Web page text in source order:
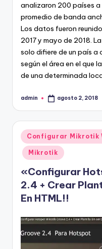
analizaron 200 países
promedio de banda
Los datos fueron
2017 y mayo de 2018.
solo difiere de un país a
según el área en el que
de una determinada
Publicado
admin agosto 2, 2018
Publicado
en
Configurar Mikrotik
Mikrotik
«Configurar
2.4 + Crear
En HTML!!